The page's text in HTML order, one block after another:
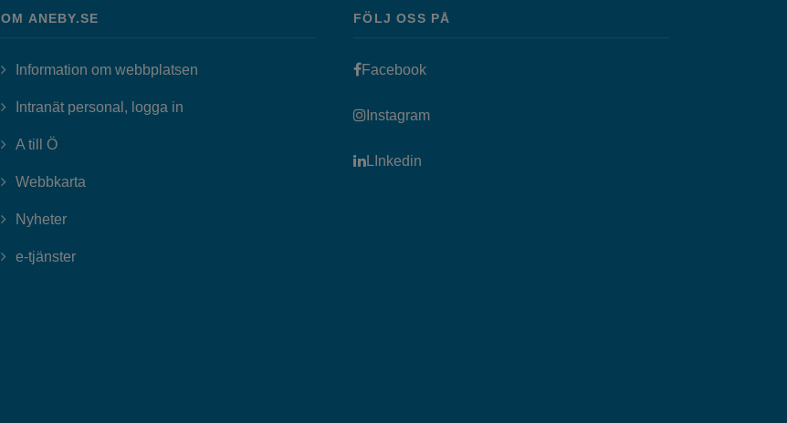
OM ANEBY.SE
Information om webbplatsen
Intranät personal, logga in Länk till annan webbplats, öppnas i nytt fönster.
A till Ö
Webbkarta
Nyheter
e-tjänsterLänk till annan webbplats, öppnas i nytt fönster.
FÖLJ OSS PÅ
FacebookLänk till annan webbplats, öppnas i nytt fönster.
InstagramLänk till annan webbplats, öppnas i nytt fönster.
LInkedin